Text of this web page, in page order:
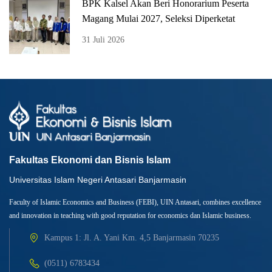
BPK Kalsel Akan Beri Honorarium Peserta
Magang Mulai 2027, Seleksi Diperketat
31 Juli 2026
Fakultas Ekonomi dan Bisnis Islam
Universitas Islam Negeri Antasari Banjarmasin
Faculty of Islamic Economics and Business (FEBI), UIN Antasari, combines excellence
and innovation in teaching with good reputation for economics dan Islamic business.
Kampus 1: Jl. A. Yani Km. 4,5 Banjarmasin 70235
(0511) 6783434